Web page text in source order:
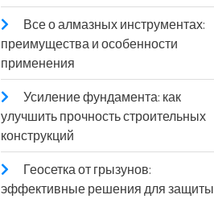
Все о алмазных инструментах:
преимущества и особенности
применения
Усиление фундамента: как
улучшить прочность строительных
конструкций
Геосетка от грызунов:
эффективные решения для защиты